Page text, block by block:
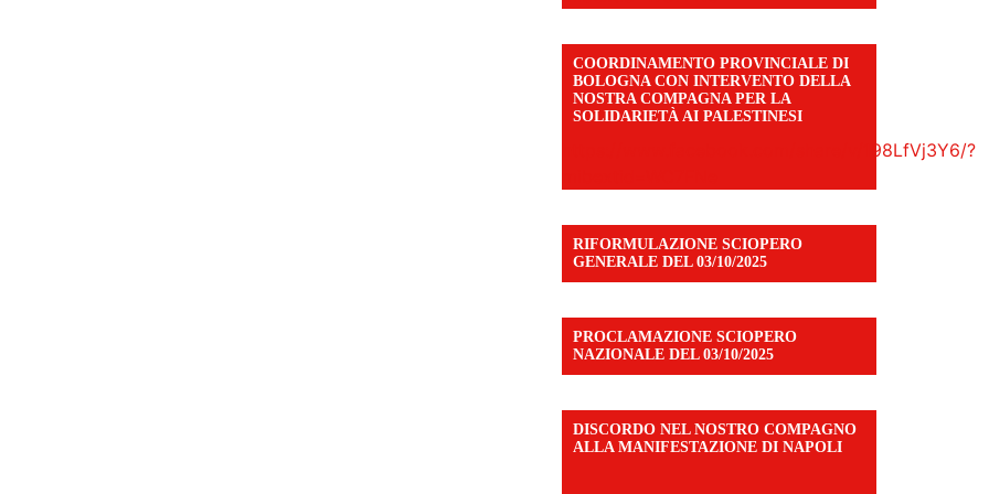
COORDINAMENTO PROVINCIALE DI
BOLOGNA CON INTERVENTO DELLA
NOSTRA COMPAGNA PER LA
SOLIDARIETÀ AI PALESTINESI
https://www.facebook.com/share/v/198LfVj3Y6/?
RIFORMULAZIONE SCIOPERO
GENERALE DEL 03/10/2025
PROCLAMAZIONE SCIOPERO
NAZIONALE DEL 03/10/2025
DISCORDO NEL NOSTRO COMPAGNO
ALLA MANIFESTAZIONE DI NAPOLI